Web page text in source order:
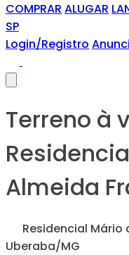
COMPRAR ALUGAR
SP
Login/Registro
Terreno à
Almeida
Residencial Mário
Uberaba/MG